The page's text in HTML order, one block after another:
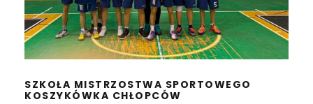
SZKOŁA MISTRZOSTWA SPORTOWEGO
KOSZYKÓWKA CHŁOPCÓW